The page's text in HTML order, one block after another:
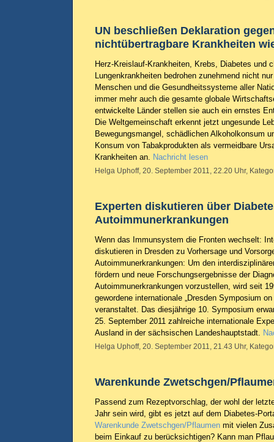
UN beschließen Deklaration
nichtübertragbare Krankheiten
Herz-Kreislauf-Krankheiten, Krebs, Diabetes und
Lungenkrankheiten bedrohen zunehmend nicht
Menschen und die Gesundheitssysteme aller
immer mehr auch die gesamte globale
entwickelte Länder stellen sie auch ein ernstes
Die Weltgemeinschaft erkennt jetzt ungesunde
Bewegungsmangel, schädlichen Alkoholkonsum
Konsum von Tabakprodukten als vermeidbare
Krankheiten an. Nachricht lesen
Helga Uphoff, 20. September 2011, 22.20 Uhr,
Experten diskutieren über
Autoimmunerkrankungen
Wenn das Immunsystem die Fronten wechselt:
diskutieren in Dresden zu Vorhersage und
Autoimmunerkrankungen: Um den
fördern und neue Forschungsergebnisse der
Autoimmunerkrankungen vorzustellen, wird seit
gewordene internationale „Dresden Symposium on
veranstaltet. Das diesjährige 10. Symposium
25. September 2011 zahlreiche internationale
Ausland in der sächsischen Landeshauptstadt.
Helga Uphoff, 20. September 2011, 21.43 Uhr,
Warenkunde Zwetschgen/
Passend zum Rezeptvorschlag, der wohl der
Jahr sein wird, gibt es jetzt auf dem Diabetes-
Warenkunde Zwetschgen/Pflaumen mit vielen
beim Einkauf zu berücksichtigen? Kann man